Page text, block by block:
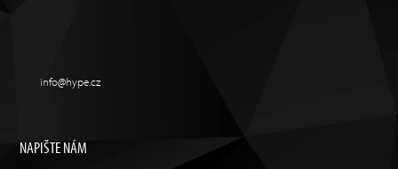
info@hype.cz
NAPIŠTE NÁM